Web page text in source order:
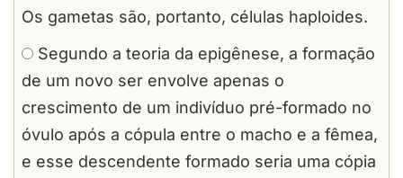
Os gametas são, portanto, células haploides.
Segundo a teoria da epigênese, a formação
de um novo ser envolve apenas o
crescimento de um indivíduo pré-formado no
óvulo após a cópula entre o macho e a fêmea,
e esse descendente formado seria uma cópia